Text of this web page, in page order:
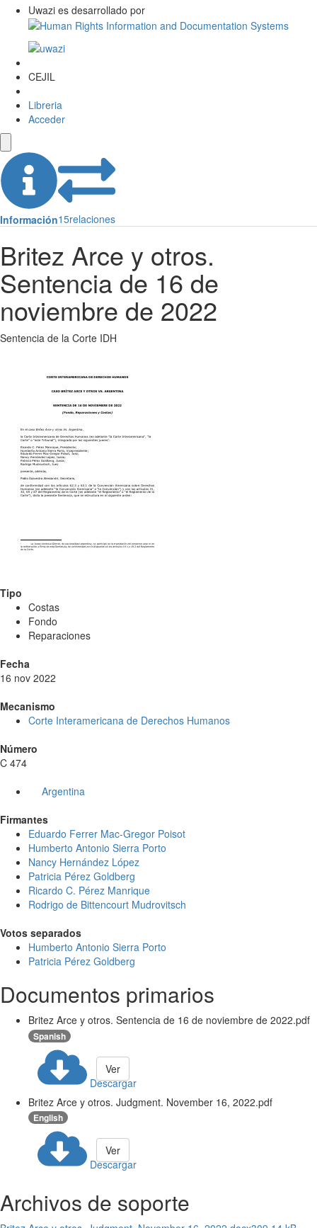
Uwazi es desarrollado por
CEJIL
Libreria
Acceder
Información15relaciones
Britez Arce y otros.
Sentencia de 16 de
noviembre de 2022
Sentencia de la Corte IDH
Tipo
Costas
Fondo
Reparaciones
Fecha
16 nov 2022
Mecanismo
Corte Interamericana de Derechos Humanos
Número
C 474
Argentina
Firmantes
Eduardo Ferrer Mac-Gregor Poisot
Humberto Antonio Sierra Porto
Nancy Hernández López
Patricia Pérez Goldberg
Ricardo C. Pérez Manrique
Rodrigo de Bittencourt Mudrovitsch
Votos separados
Humberto Antonio Sierra Porto
Patricia Pérez Goldberg
Documentos primarios
Britez Arce y otros. Sentencia de 16 de noviembre de 2022.pdf
Spanish
Descargar
Ver
Britez Arce y otros. Judgment. November 16, 2022.pdf
English
Descargar
Ver
Archivos de soporte